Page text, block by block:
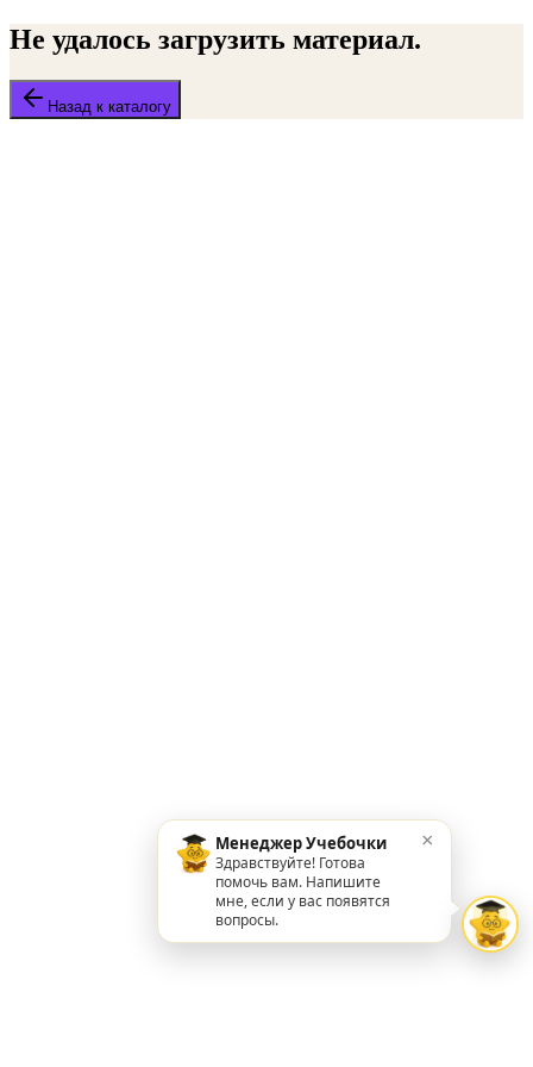
Не удалось загрузить материал.
Назад к каталогу
Менеджер Учебочки
Здравствуйте! Готова
помочь вам. Напишите
мне, если у вас появятся
вопросы.
×